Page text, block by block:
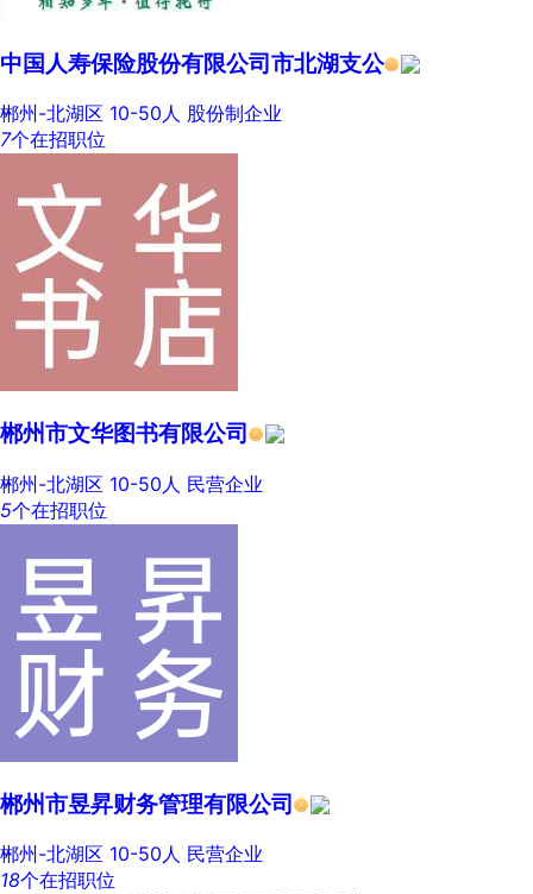
中国人寿保险股份有限公司市北湖支公
郴州-北湖区 10-50人 股份制企业
7个在招职位
郴州市文华图书有限公司
郴州-北湖区 10-50人 民营企业
5个在招职位
郴州市昱昇财务管理有限公司
郴州-北湖区 10-50人 民营企业
18个在招职位